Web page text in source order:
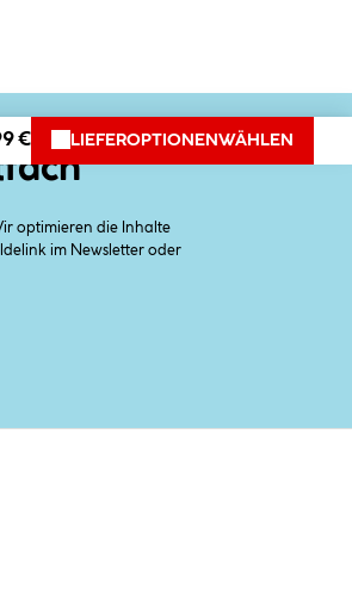
€ LIEFEROPTIONEN WÄHLEN
optimieren die Inhalte
im Newsletter oder